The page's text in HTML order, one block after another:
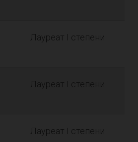
Лауреат I степени
Лауреат I степени
Лауреат I степени